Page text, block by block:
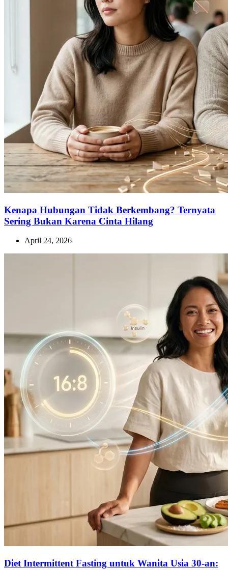
Kenapa Hubungan Tidak Berkembang? Ternyata
Sering Bukan Karena Cinta Hilang
April 24, 2026
Diet Intermittent Fasting untuk Wanita Usia 30-an: